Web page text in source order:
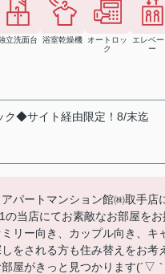
立洗面台 浴室乾燥機
オートロッ
ク
エレベー
ー
◆サイト経由限定！8/末迄
パートマンション館㈱取手店
の当店にてお素敵なお部屋を
リー向き、カップル向き、キ
をされる方も住み替えをお考
屋がきっと見つかります(´▽